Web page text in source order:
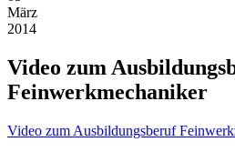
März
2014
Video zum
Feinwerkmechaniker
Video zum Ausbildungsberuf